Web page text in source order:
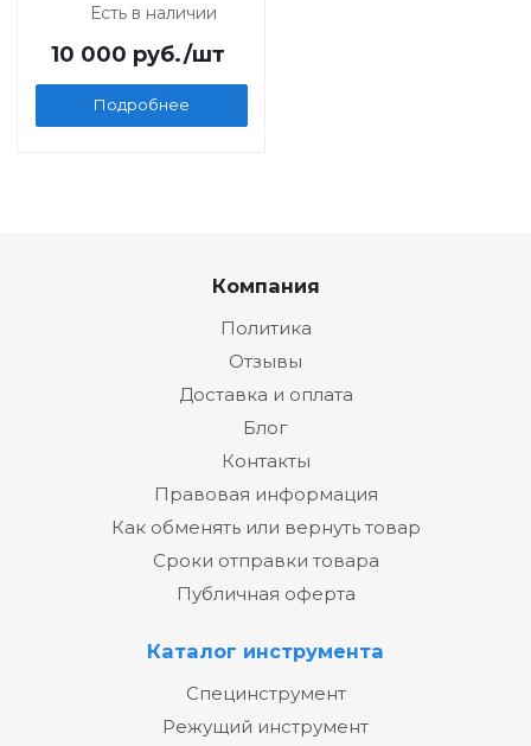
Есть в наличии
10 000 руб./шт
Подробнее
Компания
Политика
Отзывы
Доставка и оплата
Блог
Контакты
Правовая информация
Как обменять или вернуть товар
Сроки отправки товара
Публичная оферта
Каталог инструмента
Специнструмент
Режущий инструмент